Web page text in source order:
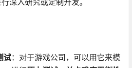
试：对于游戏公司，可以用它来模